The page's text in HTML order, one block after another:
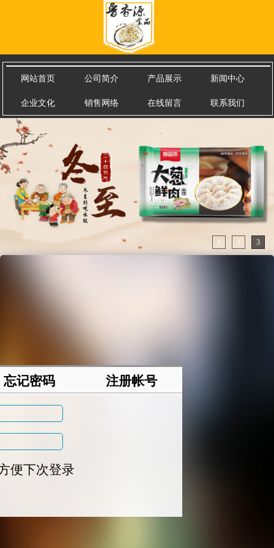
网站首页 公司简介 产品展示 新闻中心
企业文化 销售网络 在线留言 联系我们
1 2 3
1
便下次登录
忘记密码 注册帐号